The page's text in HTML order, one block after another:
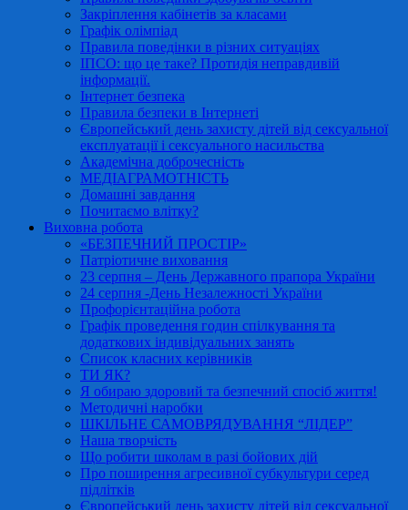
Закріплення кабінетів за класами
Графік олімпіад
Правила поведінки в різних ситуаціях
ІПСО: що це таке? Протидія неправдивій
інформації.
Інтернет безпека
Правила безпеки в Інтернеті
Європейський день захисту дітей від сексуальної
експлуатації і сексуального насильства
Академічна доброчесність
МЕДІАГРАМОТНІСТЬ
Домашні завдання
Почитаємо влітку?
Виховна робота
«БЕЗПЕЧНИЙ ПРОСТІР»
Патріотичне виховання
23 серпня – День Державного прапора України
24 серпня -День Незалежності України
Профорієнтаційна робота
Графік проведення годин спілкування та
додаткових індивідуальних занять
Список класних керівників
ТИ ЯК?
Я обираю здоровий та безпечний спосіб життя!
Методичні наробки
ШКІЛЬНЕ САМОВРЯДУВАННЯ “ЛІДЕР”
Наша творчість
Що робити школам в разі бойових дій
Про поширення агресивної субкультури серед
підлітків
Європейський день захисту дітей від сексуальної